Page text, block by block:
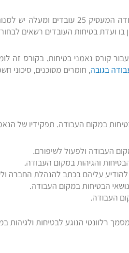
ומעלה יש למנות
ועדת בטיחות העובדים רשאים
קורס נאמני בטיחות. בקורס זה
בגובה, חומרים מסוכנים, סיכוני
במקום העבודה. תפקידיו של
העבודה ולפעול לשיפורם.
והגיהות במקום העבודה.
עליהם בכתב להנהלת החברה
הבטיחות במקום העבודה.
העבודה.
רלוונטי הנוגע לבטיחות ולגיהות